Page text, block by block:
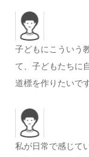
子どもにこういう
て、子どもたちに
道標を作りたいで
私が日常で感じて